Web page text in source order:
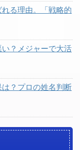
れる理由。「戦略的
い？メジャーで大活
は？プロの姓名判断